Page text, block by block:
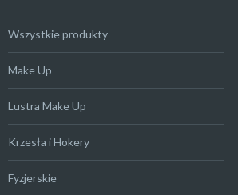
Wszystkie produkty
Make Up
Lustra Make Up
Krzesła i Hokery
Fyzjerskie